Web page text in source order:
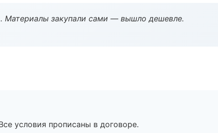
Материалы закупали сами — вышло дешевле.
условия прописаны в договоре.